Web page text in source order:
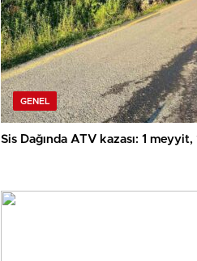
GENEL
Sis Dağında ATV kazası: 1 meyyit,